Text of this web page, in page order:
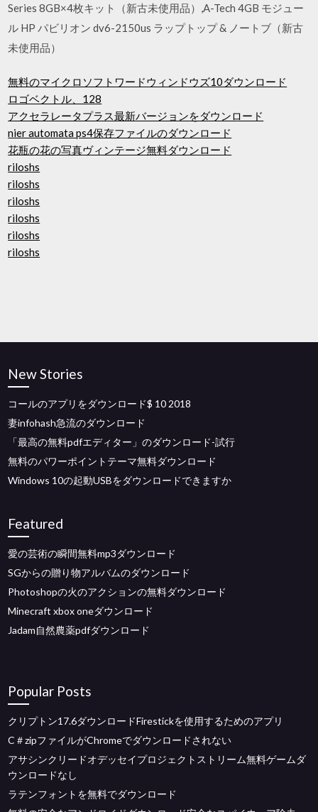
Series 8GB×4枚キット（新古未使用品）,A-Tech 4GB モジュー
ル HP パビリオン dv6-2150us ラップトップ & ノートブ（新古
未使用品）
無料のマイクロソフトワードウィンドウズ10ダウンロード
ロゴベクトル、128
アクセラレータプラス最新バージョンをダウンロード
nier automata ps4保存ファイルのダウンロード
花瓶の花の写真ヴィンテージ無料ダウンロード
riloshs
riloshs
riloshs
riloshs
riloshs
riloshs
New Stories
コールのアプリをダウンロード$ 10 2018
妻infohash急流のダウンロード
「最高の無料pdfエディター」のダウンロード-試行
無料のパワーポイントテーマ無料ダウンロード
Windows 10の起動USBをダウンロードできますか
Featured
愛の芸術の瞬間無料mp3ダウンロード
SGからの贈り物アルバムのダウンロード
Photoshopの火のアクションの無料ダウンロード
Minecraft xbox oneダウンロード
Jadam自然農薬pdfダウンロード
Popular Posts
クリプトン17.6ダウンロードFirestickを使用するためのアプリ
C＃zipファイルがChromeでダウンロードされない
アサシンクリードオデッセイプロジェクトストリーム無料ゲームダ
ウンロードなし
ラテンフォントを無料でダウンロード